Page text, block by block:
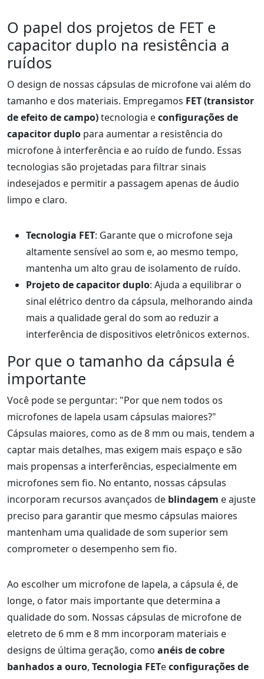
O papel dos projetos de FET e
capacitor duplo na resistência a
ruídos
O design de nossas cápsulas de microfone vai além do
tamanho e dos materiais. Empregamos FET (transistor
de efeito de campo)tecnologia econfigurações de
capacitor duplo para aumentar a resistência do
microfone à interferência e ao ruído de fundo. Essas
tecnologias são projetadas para filtrar sinais
indesejados e permitir a passagem apenas de áudio
limpo e claro.
Tecnologia FET: Garante que o microfone seja
altamente sensível ao som e, ao mesmo tempo,
mantenha um alto grau de isolamento de ruído.
Projeto de capacitor duplo: Ajuda a equilibrar o
sinal elétrico dentro da cápsula, melhorando ainda
mais a qualidade geral do som ao reduzir a
interferência de dispositivos eletrônicos externos.
Por que o tamanho da cápsula é
importante
Você pode se perguntar: "Por que nem todos os
microfones de lapela usam cápsulas maiores?"
Cápsulas maiores, como as de 8 mm ou mais, tendem a
captar mais detalhes, mas exigem mais espaço e são
mais propensas a interferências, especialmente em
microfones sem fio. No entanto, nossas cápsulas
incorporam recursos avançados de blindagem e ajuste
preciso para garantir que mesmo cápsulas maiores
mantenham uma qualidade de som superior sem
comprometer o desempenho sem fio.
Ao escolher um microfone de lapela, a cápsula é, de
longe, o fator mais importante que determina a
qualidade do som. Nossas cápsulas de microfone de
eletreto de 6 mm e 8 mm incorporam materiais e
designs de última geração, como anéis de cobre
banhados a ouro, Tecnologia FETeconfigurações de